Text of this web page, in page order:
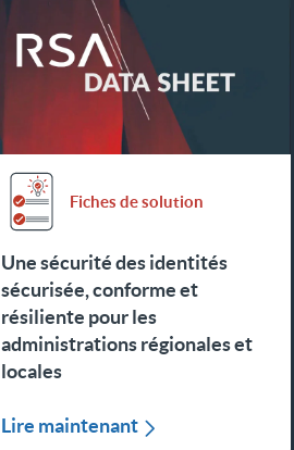
Fiches de solution
Une sécurité des identités
sécurisée, conforme et
résiliente pour les
administrations régionales et
locales
Lire maintenant